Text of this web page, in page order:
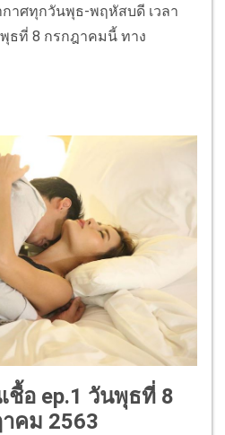
าศทุกวันพุธ-พฤหัสบดี เวลา
ธที่ 8 กรกฎาคมนี้ ทาง
ชื้อ ep.1 วันพุธที่ 8
คม 2563